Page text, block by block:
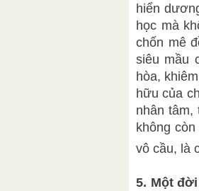
hiển
học mà
chốn mê
siêu mầu
hòa,
hữu của
nhân tâm,
không
vô cầu, là
5. Một